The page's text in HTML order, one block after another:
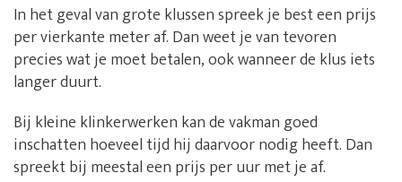
In het geval van grote klussen spreek je best een prijs
per vierkante meter af. Dan weet je van tevoren
precies wat je moet betalen, ook wanneer de klus iets
langer duurt.
Bij kleine klinkerwerken kan de vakman goed
inschatten hoeveel tijd hij daarvoor nodig heeft. Dan
spreekt bij meestal een prijs per uur met je af.